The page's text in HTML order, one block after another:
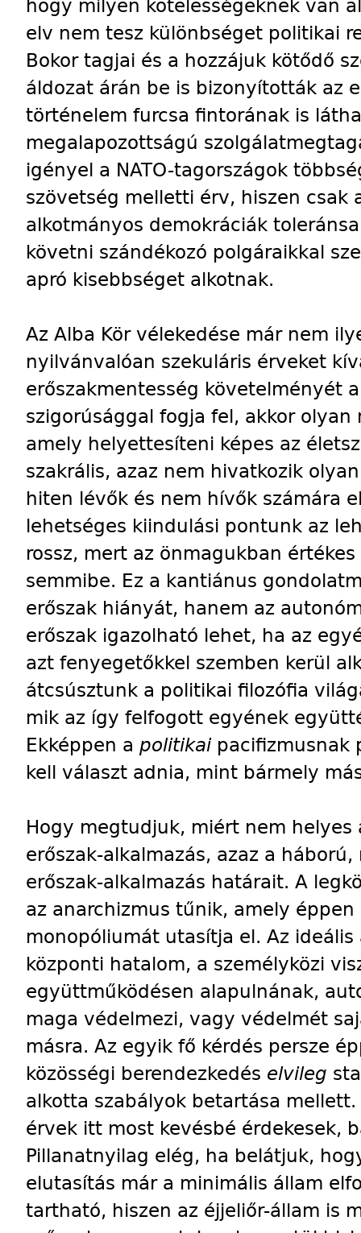
hogy milyen kötelességeknek van
elv nem tesz különbséget politikai
Bokor tagjai és a hozzájuk kötődő
áldozat árán be is bizonyították az
történelem furcsa fintorának is
megalapozottságú
igényel a NATO-tagországok
szövetség melletti érv, hiszen csak
alkotmányos demokráciák
követni szándékozó polgáraikkal
apró kisebbséget alkotnak.
Az Alba Kör vélekedése már nem
nyilvánvalóan szekuláris érveket
erőszakmentesség követelményét
szigorúsággal fogja fel, akkor
amely helyettesíteni képes az
szakrális, azaz nem hivatkozik
hiten lévők és nem hívők számára
lehetséges kiindulási pontunk az
rossz, mert az önmagukban
semmibe. Ez a kantiánus
erőszak hiányát, hanem az
erőszak igazolható lehet, ha az
azt fenyegetőkkel szemben kerül
átcsúsztunk a politikai filozófia
mik az így felfogott egyének
Ekképpen a politikai pacifizmusnak
kell választ adnia, mint bármely
Hogy megtudjuk, miért nem helyes
erőszak-alkalmazás, azaz a
erőszak-alkalmazás határait. A
az anarchizmus tűnik, amely éppen
monopóliumát utasítja el. Az
központi hatalom, a személyközi
együttműködésen alapulnának,
maga védelmezi, vagy védelmét
másra. Az egyik fő kérdés persze
közösségi berendezkedés elvileg
alkotta szabályok betartása
érvek itt most kevésbé érdekesek,
Pillanatnyilag elég, ha belátjuk,
elutasítás már a minimális állam
tartható, hiszen az éjjeliőr-állam is